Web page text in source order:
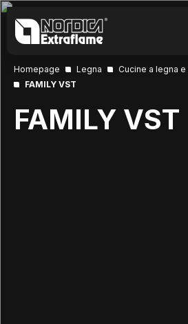
Homepage Legna
Cucine a legna
FAMILY VST
FAMILY VST